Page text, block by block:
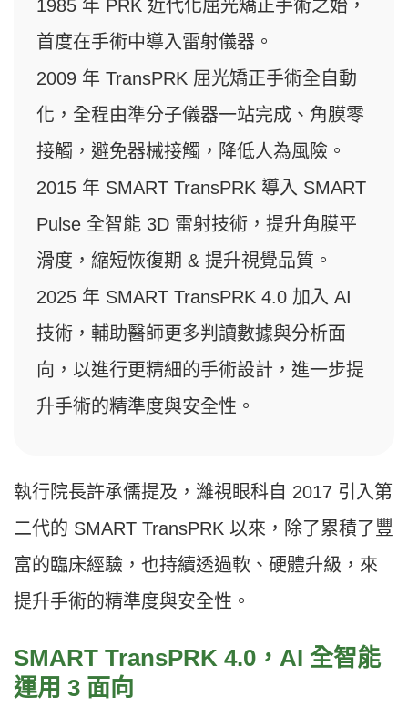
1985 年 PRK 近代化屈光矯正手術之始，
首度在手術中導入雷射儀器。
2009 年 TransPRK 屈光矯正手術全自動
化，全程由準分子儀器一站完成、角膜零
接觸，避免器械接觸，降低人為風險。
2015 年 SMART TransPRK 導入 SMART
Pulse 全智能 3D 雷射技術，提升角膜平
滑度，縮短恢復期 & 提升視覺品質。
2025 年 SMART TransPRK 4.0 加入 AI
技術，輔助醫師更多判讀數據與分析面
向，以進行更精細的手術設計，進一步提
升手術的精準度與安全性。
執行院長許承儒提及，濰視眼科自 2017 引入第
二代的 SMART TransPRK 以來，除了累積了豐
富的臨床經驗，也持續透過軟、硬體升級，來
提升手術的精準度與安全性。
SMART TransPRK 4.0，AI 全智能
運用 3 面向